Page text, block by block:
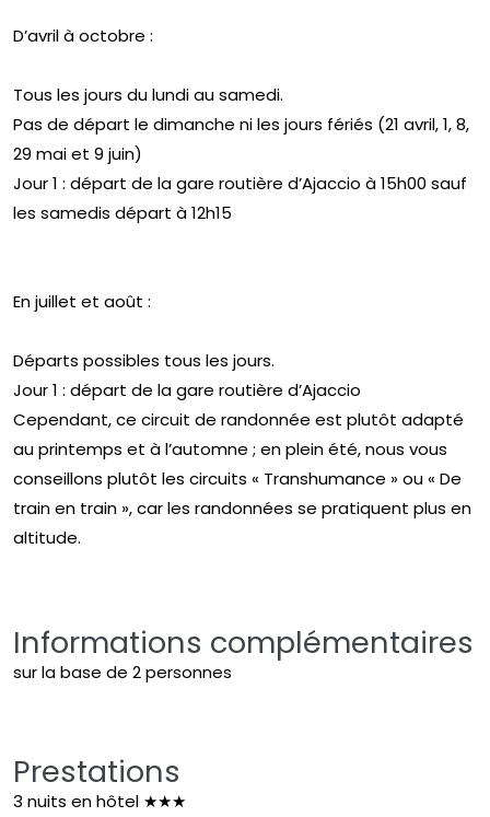
D’avril à octobre :
Tous les jours du lundi au samedi.
Pas de départ le dimanche ni les jours fériés (21 avril, 1, 8,
29 mai et 9 juin)
Jour 1 : départ de la gare routière d’Ajaccio à 15h00 sauf
les samedis départ à 12h15
En juillet et août :
Départs possibles tous les jours.
Jour 1 : départ de la gare routière d’Ajaccio
Cependant, ce circuit de randonnée est plutôt adapté
au printemps et à l’automne ; en plein été, nous vous
conseillons plutôt les circuits « Transhumance » ou « De
train en train », car les randonnées se pratiquent plus en
altitude.
Informations complémentaires
sur la base de 2 personnes
Prestations
3 nuits en hôtel ★★★